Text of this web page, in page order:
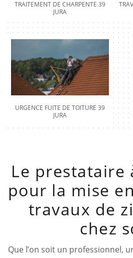
TRAITEMENT DE CHARPENTE 39
JURA
URGENCE FUITE DE TOITURE 39
JURA
Le prestataire
pour la mise
travaux de
chez
Que l’on soit un professionnel,